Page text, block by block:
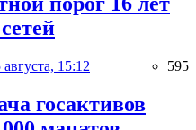
августа, 15:12 595
госактивов